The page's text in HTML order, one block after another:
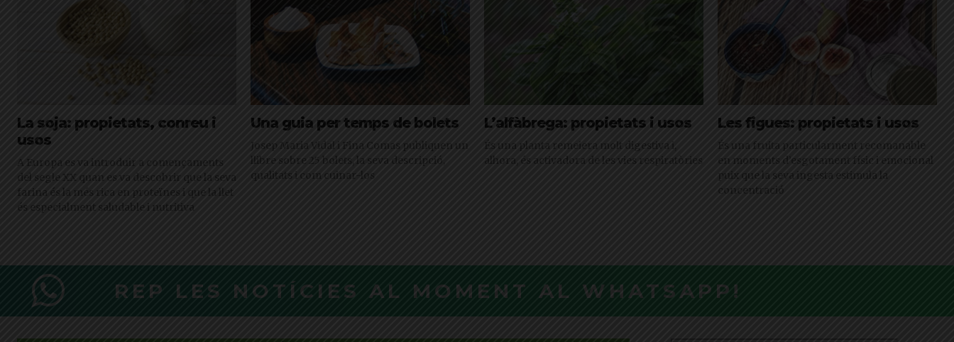
La soja: propietats, conreu i
usos
A Europa es va introduir a començaments
del segle XX quan es va descobrir que la seva
farina és la més rica en proteïnes i que la llet
és especialment saludable i nutritiva
Una guia per temps de bolets
Josep Maria Vidal i Fina Comas publiquen un
llibre sobre 25 bolets, la seva descripció,
qualitats i com cuinar-los
L’alfàbrega: propietats i usos
És una planta remeiera molt digestiva i,
alhora, és activadora de les vies respiratòries
Les figues: propietats i usos
És una fruita particularment recomanable
en moments d’esgotament físic i emocional
puix que la seva ingesta estimula la
concentració
REP LES NOTÍCIES AL MOMENT AL WHATSAPP!